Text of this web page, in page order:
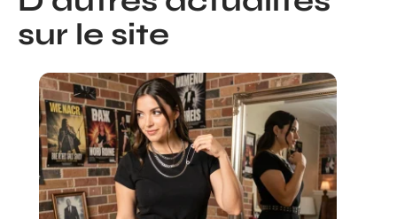
sur le site